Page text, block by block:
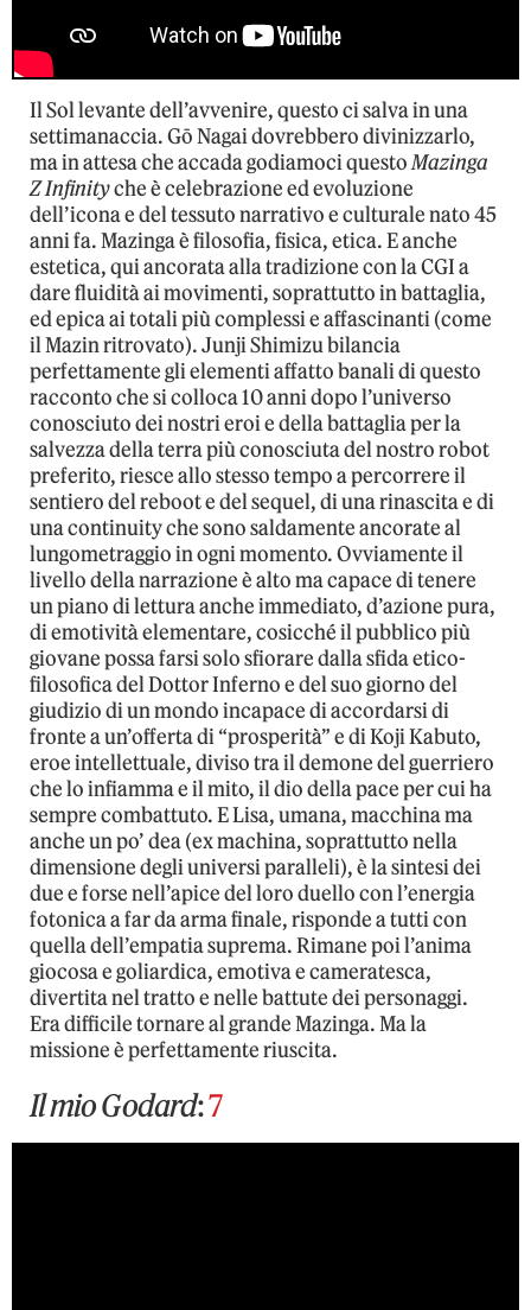
Il Sol levante dell’avvenire, questo ci salva in una
settimanaccia. Gō Nagai dovrebbero divinizzarlo,
ma in attesa che accada godiamoci questoMazinga
Z Infinityche è celebrazione ed evoluzione
dell’icona e del tessuto narrativo e culturale nato 45
anni fa. Mazinga è filosofia, fisica, etica. E anche
estetica, qui ancorata alla tradizione con la CGI a
dare fluidità ai movimenti, soprattutto in battaglia,
ed epica ai totali più complessi e affascinanti (come
il Mazin ritrovato). Junji Shimizu bilancia
perfettamente gli elementi affatto banali di questo
racconto che si colloca 10 anni dopo l’universo
conosciuto dei nostri eroi e della battaglia per la
salvezza della terra più conosciuta del nostro robot
preferito, riesce allo stesso tempo a percorrere il
sentiero del reboot e del sequel, di una rinascita e di
una continuity che sono saldamente ancorate al
lungometraggio in ogni momento. Ovviamente il
livello della narrazione è alto ma capace di tenere
un piano di lettura anche immediato, d’azione pura,
di emotività elementare, cosicché il pubblico più
giovane possa farsi solo sfiorare dalla sfida etico-
filosofica del Dottor Inferno e del suo giorno del
giudizio di un mondo incapace di accordarsi di
fronte a un’offerta di “prosperità” e di Koji Kabuto,
eroe intellettuale, diviso tra il demone del guerriero
che lo infiamma e il mito, il dio della pace per cui ha
sempre combattuto. E Lisa, umana, macchina ma
anche un po’ dea (ex machina, soprattutto nella
dimensione degli universi paralleli), è la sintesi dei
due e forse nell’apice del loro duello con l’energia
fotonica a far da arma finale, risponde a tutti con
quella dell’empatia suprema. Rimane poi l’anima
giocosa e goliardica, emotiva e cameratesca,
divertita nel tratto e nelle battute dei personaggi.
Era difficile tornare al grande Mazinga. Ma la
missione è perfettamente riuscita.
Il mio Godard:7